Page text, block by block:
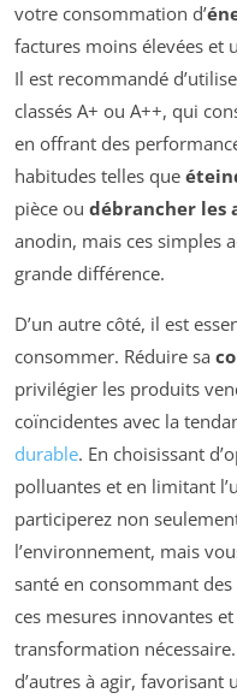
votre consommation d’
factures moins élevées et
Il est recommandé
classés A+ ou A++, qui
en offrant des
habitudes telles que
pièce ou débrancher les
anodin, mais ces simples
grande différence.
D’un autre côté, il est
consommer. Réduire sa
privilégier les produits
coïncidentes avec la
durable. En choisissant
polluantes et en limitant
participerez non
l’environnement, mais
santé en consommant
ces mesures innovantes
transformation
d’autres à agir,